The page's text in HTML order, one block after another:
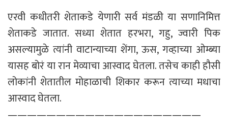
एरवी कधीतरी शेताकडे येणारी सर्व मंडळी या सणानिमित्त
शेताकडे जातात. सध्या शेतात हरभरा, गहु, ज्वारी पिक
असल्यामुळे त्यांनी वाटान्याच्या शेंगा, ऊस, गव्हाच्या ओम्ब्या
यासह बोरं या रान मेव्याचा आस्वाद घेतला. तसेच काही हौसी
लोकांनी शेतातील मोहाळाची शिकार करून त्याच्या मधाचा
आस्वाद घेतला.
————————————————————